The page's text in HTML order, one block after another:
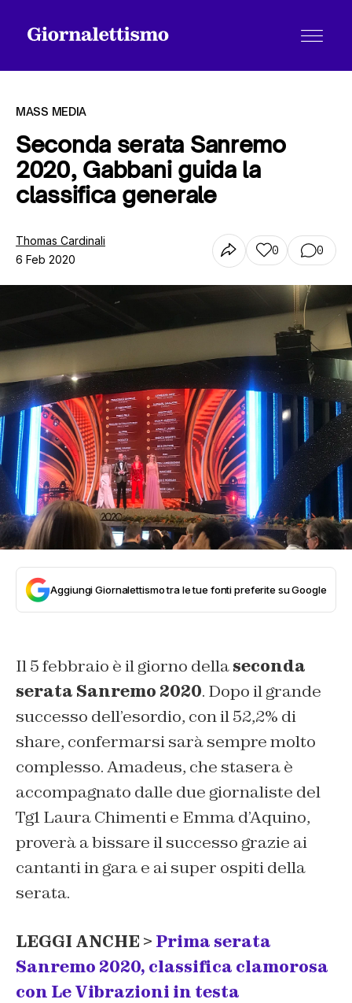
Tutti gli articoli
Chi siamo
MASS MEDIA
Seconda serata Sanremo
2020, Gabbani guida la
classifica generale
Thomas Cardinali
6 Feb 2020
0 0
Aggiungi Giornalettismo tra le tue fonti preferite su Google
Il 5 febbraio è il giorno dellaseconda
serata Sanremo 2020. Dopo il grande
successo dell’esordio, con il 52,2% di
share, confermarsi sarà sempre molto
complesso. Amadeus, che stasera è
accompagnato dalle due giornaliste del
Tg1 Laura Chimenti e Emma d’Aquino,
proverà a bissare il successo grazie ai
cantanti in gara e ai super ospiti della
serata.
LEGGI ANCHE > Prima serata
Sanremo 2020, classifica clamorosa
con Le Vibrazioni in testa